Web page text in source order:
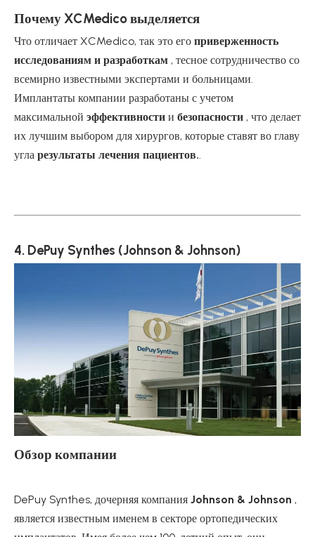
Почему XCMedico выделяется
Что отличает XCMedico, так это его приверженность
исследованиям и разработкам , тесное сотрудничество со
всемирно известными экспертами и больницами.
Имплантаты компании разработаны с учетом
максимальной эффективности и безопасности , что делает
их лучшим выбором для хирургов, которые ставят во главу
угла результаты лечения пациентов.
4. DePuy Synthes (Johnson & Johnson)
Обзор компании
DePuy Synthes, дочерняя компания Johnson & Johnson ,
является известным именем в секторе ортопедических